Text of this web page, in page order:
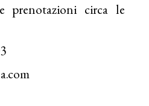
prenotazioni circa le